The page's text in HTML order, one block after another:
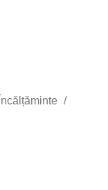
Încălțăminte